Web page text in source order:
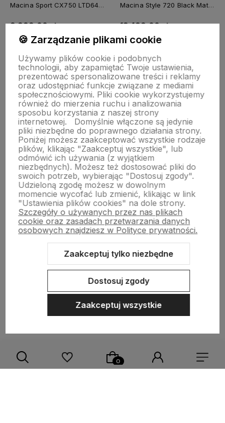
Macina Sport CX750 LTD64
9 999,00 zł
Cena regularna:15 999,00 zł
Najniższa cena: 9 296,00 zł
Do koszyka
Rozmiar:
S
Macina Style 720 Black Matt
13 499,00 zł
Cena regularna:
Najniższa cena:
Do koszyka
Rozmiar:
M
O nas
Sklep internetowy Shoper.pl Szablon Shoper Modern 3.0™
GrowCommerce
🍪 Zarządzanie plikami cookie
Używamy plików cookie i podobnych
technologii, aby zapamiętać Twoje ustawienia,
prezentować spersonalizowane treści i reklamy
oraz udostępniać funkcje związane z mediami
społecznościowymi. Pliki cookie wykorzystujemy
również do mierzenia ruchu i analizowania
sposobu korzystania z naszej strony
internetowej.
Domyślnie włączone są jedynie
pliki niezbędne do poprawnego działania strony.
Poniżej możesz zaakceptować wszystkie rodzaje
plików, klikając "Zaakceptuj wszystkie", lub
odmówić ich używania (z wyjątkiem
niezbędnych). Możesz też dostosować pliki do
swoich potrzeb, wybierając "Dostosuj zgody".
Udzieloną zgodę możesz w dowolnym
momencie wycofać lub zmienić, klikając w link
"Ustawienia plików cookies" na dole strony.
Szczegóły o używanych przez nas plikach
cookie oraz zasadach przetwarzania danych
osobowych znajdziesz w Polityce prywatności.
Zaakceptuj tylko niezbędne
Dostosuj zgody
Zaakceptuj wszystkie